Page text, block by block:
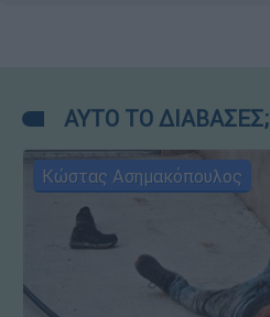
ΑΥΤΟ ΤΟ ΔΙΑΒΑΣΕΣ;
Κώστας Ασημακόπουλος